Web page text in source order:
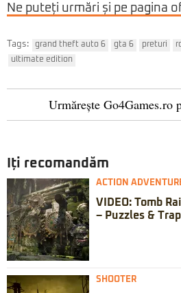
Ne puteți urmări și pe pagina
Tags: grand theft auto 6 gta 6 preturi
ultimate edition
Urmărește Go4Games.ro
Iți recomandăm
ACTION
VIDEO: Tomb
– Puzzles &
SHOOTER